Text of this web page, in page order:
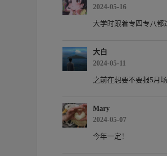
2024-05-16
大学时跟着专四专八都
大白
2024-05-11
之前在想要不要报5月
Mary
2024-05-07
今年一定！